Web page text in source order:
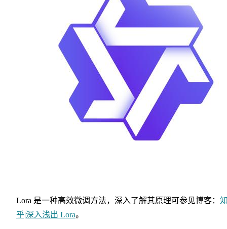
Lora 是一种高效微调方法，深入了解其原理可参见博客：
乎|深入浅出 Lora。